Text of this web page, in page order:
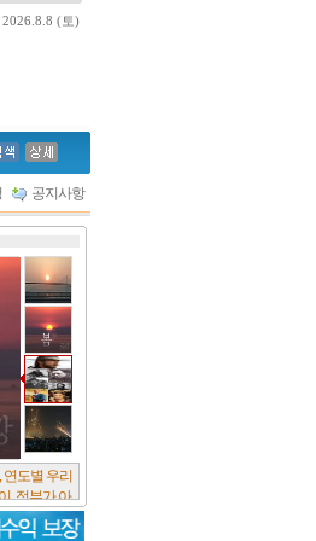
2026.8.8 (토)
공지사항
도별 우리
, 정부가 아
본 사람은
적 증가세..